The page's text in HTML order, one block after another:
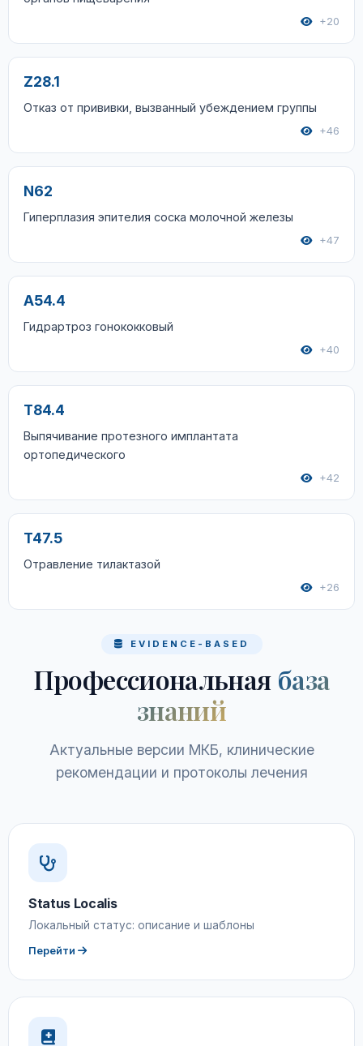
+20
Z28.1
Отказ от прививки, вызванный убеждением группы
+46
N62
Гиперплазия эпителия соска молочной железы
+47
A54.4
Гидрартроз гонококковый
+40
T84.4
Выпячивание протезного имплантата
ортопедического
+42
T47.5
Отравление тилактазой
+26
EVIDENCE-BASED
Профессиональная база
знаний
Актуальные версии МКБ, клинические
рекомендации и протоколы лечения
Status Localis
Локальный статус: описание и шаблоны
Перейти